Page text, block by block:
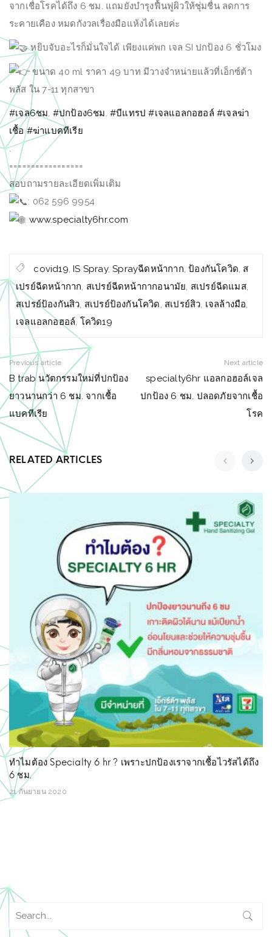
จากเชื่อโรคได้ถึง 6 ชม. แถมยังบำรุงฟื้นฟูผิวให้ชุ่มชื่น ลดการ
ระคายเคือง หมดกังวลเรื่องมือแห้งได้เลยค่ะ
หยิบจับอะไรก็มั่นใจได้ เพียงแค่พก เจล SI ปกป้อง 6 ชั่วโมง
ขนาด 40 ml ราคา 49 บาท มีวางจำหน่ายแล้วที่เอ็กซ์ต้า
พลัส ใน 7-11 ทุกสาขา
#เจล6ชม. #ปกป้อง6ชม.#บีแทรป #เจลแอลกอฮอล์ #เจลฆ่า
เชื้อ #ฆ่าแบคทีเรีย
.
=================
สอบถามรายละเอียดเพิ่มเติม
: 062 596 9954
: www.specialty6hr.com
covid19 ,IS Spray,Sprayฉีดหน้ากาก ,ป้องกันโควิด ส
เปรย์ฉีดหน้ากาก สเปรย์ฉีดหน้ากากอนามัย สเปรย์ฉีดแมส,
สเปรย์ป้องกันสิว สเปรย์ป้องกันโควิด สเปรย์สิว เจลล้างมือ
เจลแอลกอฮอล์ โควิด19
Previous article
B trab นวัตกรรมใหม่ที่ปกป้อง
ยาวนานกว่า 6 ชม. จากเชื้อ
แบคทีเรีย
Next article
specialty6hr แอลกอฮอล์เจล
ปกป้อง 6 ชม. ปลอดภัยจากเชื้อ
โรค
RELATED ARTICLES
ทำไมต้อง Specialty 6 hr ? เพราะปกป้องเราจากเชื้อไวรัสได้ถึง
6 ชม.
21 กันยายน 2020